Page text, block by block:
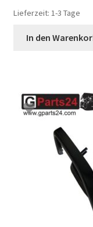
Lieferzeit: 1-3 Tage
In den